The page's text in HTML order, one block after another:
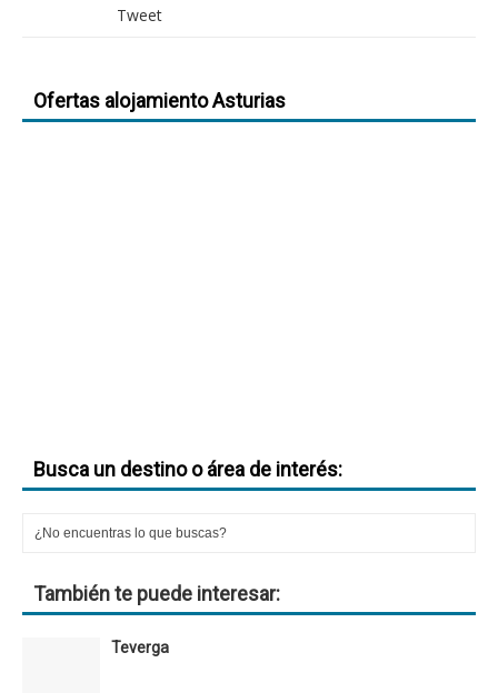
Tweet
Ofertas alojamiento Asturias
Busca un destino o área de interés:
También te puede interesar:
Teverga